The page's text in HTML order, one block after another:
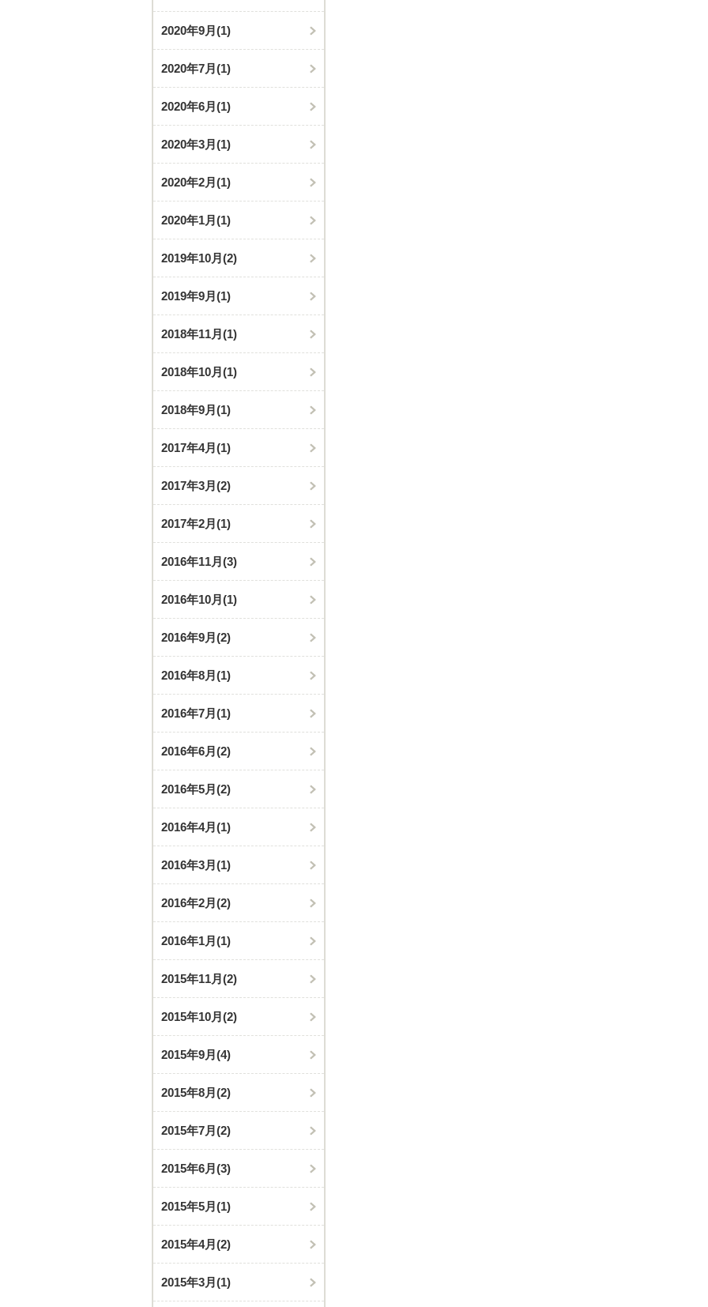
2020年9月 (1)
2020年7月 (1)
2020年6月 (1)
2020年3月 (1)
2020年2月 (1)
2020年1月 (1)
2019年10月 (2)
2019年9月 (1)
2018年11月 (1)
2018年10月 (1)
2018年9月 (1)
2017年4月 (1)
2017年3月 (2)
2017年2月 (1)
2016年11月 (3)
2016年10月 (1)
2016年9月 (2)
2016年8月 (1)
2016年7月 (1)
2016年6月 (2)
2016年5月 (2)
2016年4月 (1)
2016年3月 (1)
2016年2月 (2)
2016年1月 (1)
2015年11月 (2)
2015年10月 (2)
2015年9月 (4)
2015年8月 (2)
2015年7月 (2)
2015年6月 (3)
2015年5月 (1)
2015年4月 (2)
2015年3月 (1)